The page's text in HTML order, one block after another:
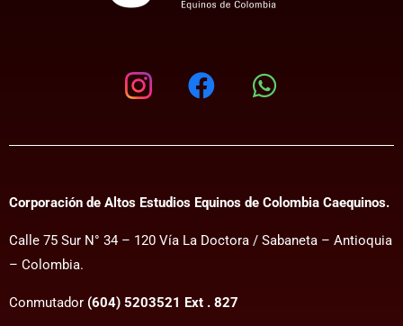
Corporación de Altos Estudios Equinos de Colombia Caequinos.
Calle 75 Sur N° 34 – 120 Vía La Doctora / Sabaneta – Antioquia
– Colombia.
Conmutador (604) 5203521 Ext . 827